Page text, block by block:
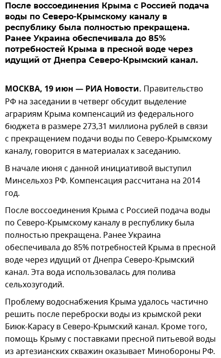
После воссоединения Крыма с Россией подача
воды по Северо-Крымскому каналу в
республику была полностью прекращена.
Ранее Украина обеспечивала до 85%
потребностей Крыма в пресной воде через
идущий от Днепра Северо-Крымский канал.
МОСКВА, 19 июн — РИА Новости. Правительство
РФ на заседании в четверг обсудит выделение
аграриям Крыма компенсаций из федерального
бюджета в размере 273,31 миллиона рублей в связи
с прекращением подачи воды по Северо-Крымскому
каналу, говорится в материалах к заседанию.
В начале июня с данной инициативой выступил
Минсельхоз РФ. Компенсация рассчитана на 2014
год.
После воссоединения Крыма с Россией подача воды
по Северо-Крымскому каналу в республику была
полностью прекращена. Ранее Украина
обеспечивала до 85% потребностей Крыма в пресной
воде через идущий от Днепра Северо-Крымский
канал. Эта вода использовалась для полива
сельхозугодий.
Проблему водоснабжения Крыма удалось частично
решить после переброски воды из крымской реки
Биюк-Карасу в Северо-Крымский канал. Кроме того,
помощь Крыму с поставками пресной питьевой воды
из артезианских скважин оказывает Минобороны РФ.